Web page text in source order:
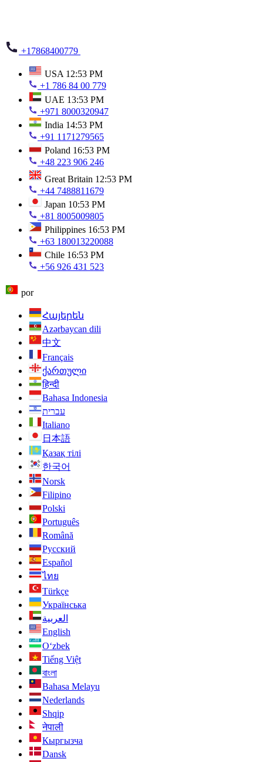
+17868400779
USA 12:53 PM
+1 786 84 00 779
UAE 13:53 PM
+971 8000320947
India 14:53 PM
+91 1171279565
Poland 16:53 PM
+48 223 906 246
Great Britain 12:53 PM
+44 7488811679
Japan 10:53 PM
+81 8005009805
Philippines 16:53 PM
+63 180013220088
Chile 16:53 PM
+56 926 431 523
por
Հայերեն
Azərbaycan dili
中文
Français
ქართული
हिन्दी
Bahasa Indonesia
עברית
Italiano
日本語
Қазақ тілі
한국어
Norsk
Filipino
Polski
Português
Română
Русский
Español
ไทย
Türkçe
Українська
العربية
English
O‘zbek
Tiếng Việt
বাংলা
Bahasa Melayu
Nederlands
Shqip
नेपाली
Кыргызча
Dansk